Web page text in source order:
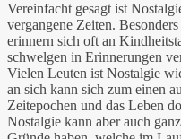
Vereinfacht gesagt ist
vergangene Zeiten.
erinnern sich oft an
schwelgen in Erinnerungen
Vielen Leuten ist Nostalgie
an sich kann sich zum einen
Zeitepochen und das Leben
Nostalgie kann aber auch